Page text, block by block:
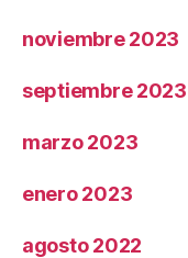
noviembre 2023
septiembre 2023
marzo 2023
enero 2023
agosto 2022